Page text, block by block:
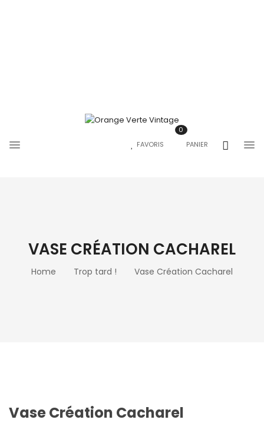
FAVORIS PANIER
0
VASE CRÉATION CACHAREL
Home Trop tard ! Vase Création Cacharel
Vase Création Cacharel